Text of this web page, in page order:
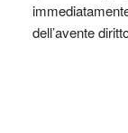
dell’avente